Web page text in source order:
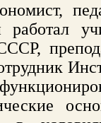
работал